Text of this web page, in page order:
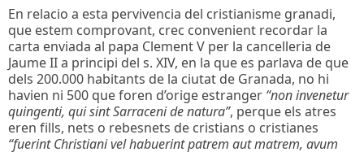
En relacio a esta pervivencia del cristianisme granadi,
que estem comprovant, crec convenient recordar la
carta enviada al papa Clement V per la cancelleria de
Jaume II a principi del s. XIV, en la que es parlava de que
dels 200.000 habitants de la ciutat de Granada, no hi
havien ni 500 que foren d’orige estranger “non invenetur
quingenti, qui sint Sarraceni de natura”, perque els atres
eren fills, nets o rebesnets de cristians o cristianes
“fuerint Christiani vel habuerint patrem aut matrem, avum